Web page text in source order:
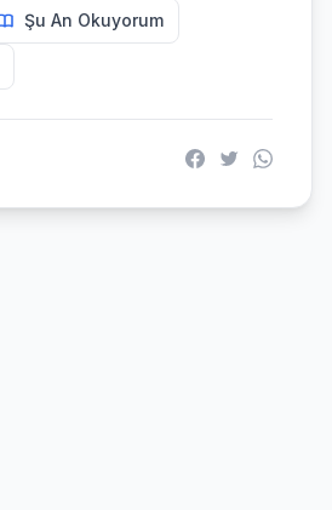
Şu An Okuyorum